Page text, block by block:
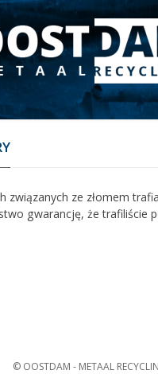
związanych ze złomem
gwarancję, że trafiliście
© OOSTDAM - METAAL